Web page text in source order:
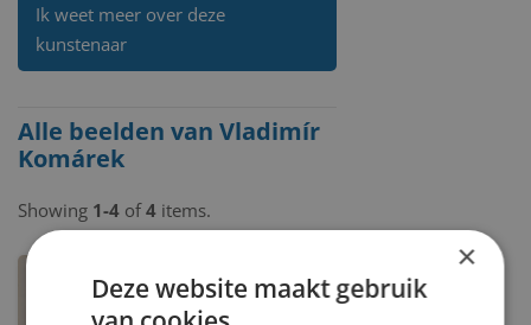
Ik weet meer over deze
kunstenaar
Alle beelden van Vladimír
Komárek
Showing 1-4 of4 items.
×
Deze website maakt gebruik